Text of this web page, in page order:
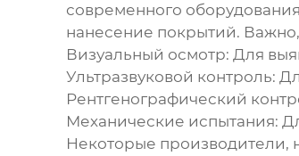
современного
нанесение покрытий. Важно,
Визуальный осмотр: Для
Ультразвуковой контроль:
Рентгенографический
Механические испытания:
Некоторые производители,